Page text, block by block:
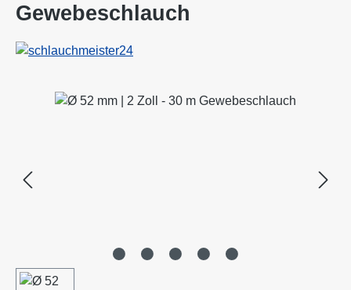
Gewebeschlauch
Bildergalerie überspringen